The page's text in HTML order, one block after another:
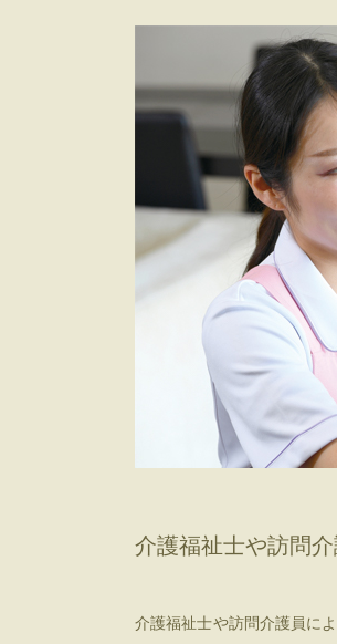
介護福祉士や訪問
介護福祉士や訪問介護員に